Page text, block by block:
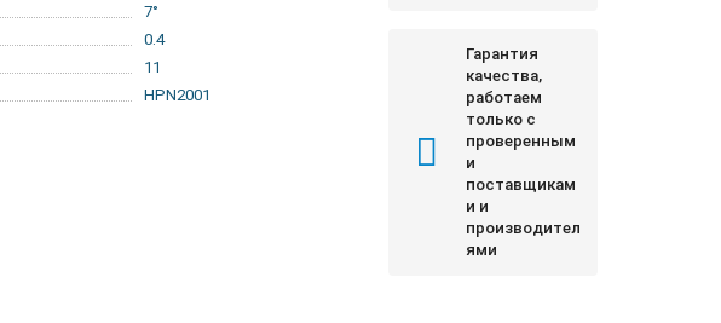
7°
0.4
11
HPN2001
Гарантия
качества,
работаем
только с
проверенным
и
поставщикам
и и
производител
ями